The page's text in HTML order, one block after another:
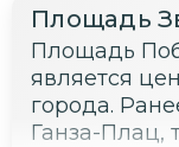
Площадь
Площадь
является
города.
Ганза-Плац,